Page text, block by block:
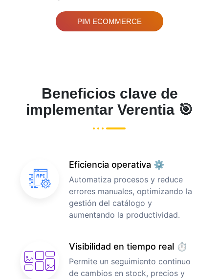
PIM ECOMMERCE
Beneficios clave de
implementar Verentia 🎯
Eficiencia operativa ⚙️
Automatiza procesos y reduce
errores manuales, optimizando la
gestión del catálogo y
aumentando la productividad.
Visibilidad en tiempo real ⏱️
Permite un seguimiento continuo
de cambios en stock, precios y